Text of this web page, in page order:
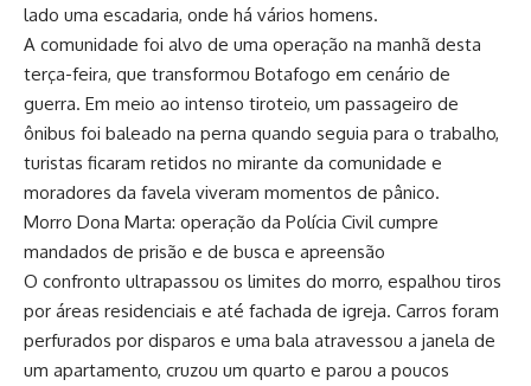
lado uma escadaria, onde há vários homens.
A comunidade foi alvo de uma operação na manhã desta
terça-feira, que transformou Botafogo em cenário de
guerra. Em meio ao intenso tiroteio, um passageiro de
ônibus foi baleado na perna quando seguia para o trabalho,
turistas ficaram retidos no mirante da comunidade e
moradores da favela viveram momentos de pânico.
Morro Dona Marta: operação da Polícia Civil cumpre
mandados de prisão e de busca e apreensão
O confronto ultrapassou os limites do morro, espalhou tiros
por áreas residenciais e até fachada de igreja. Carros foram
perfurados por disparos e uma bala atravessou a janela de
um apartamento, cruzou um quarto e parou a poucos